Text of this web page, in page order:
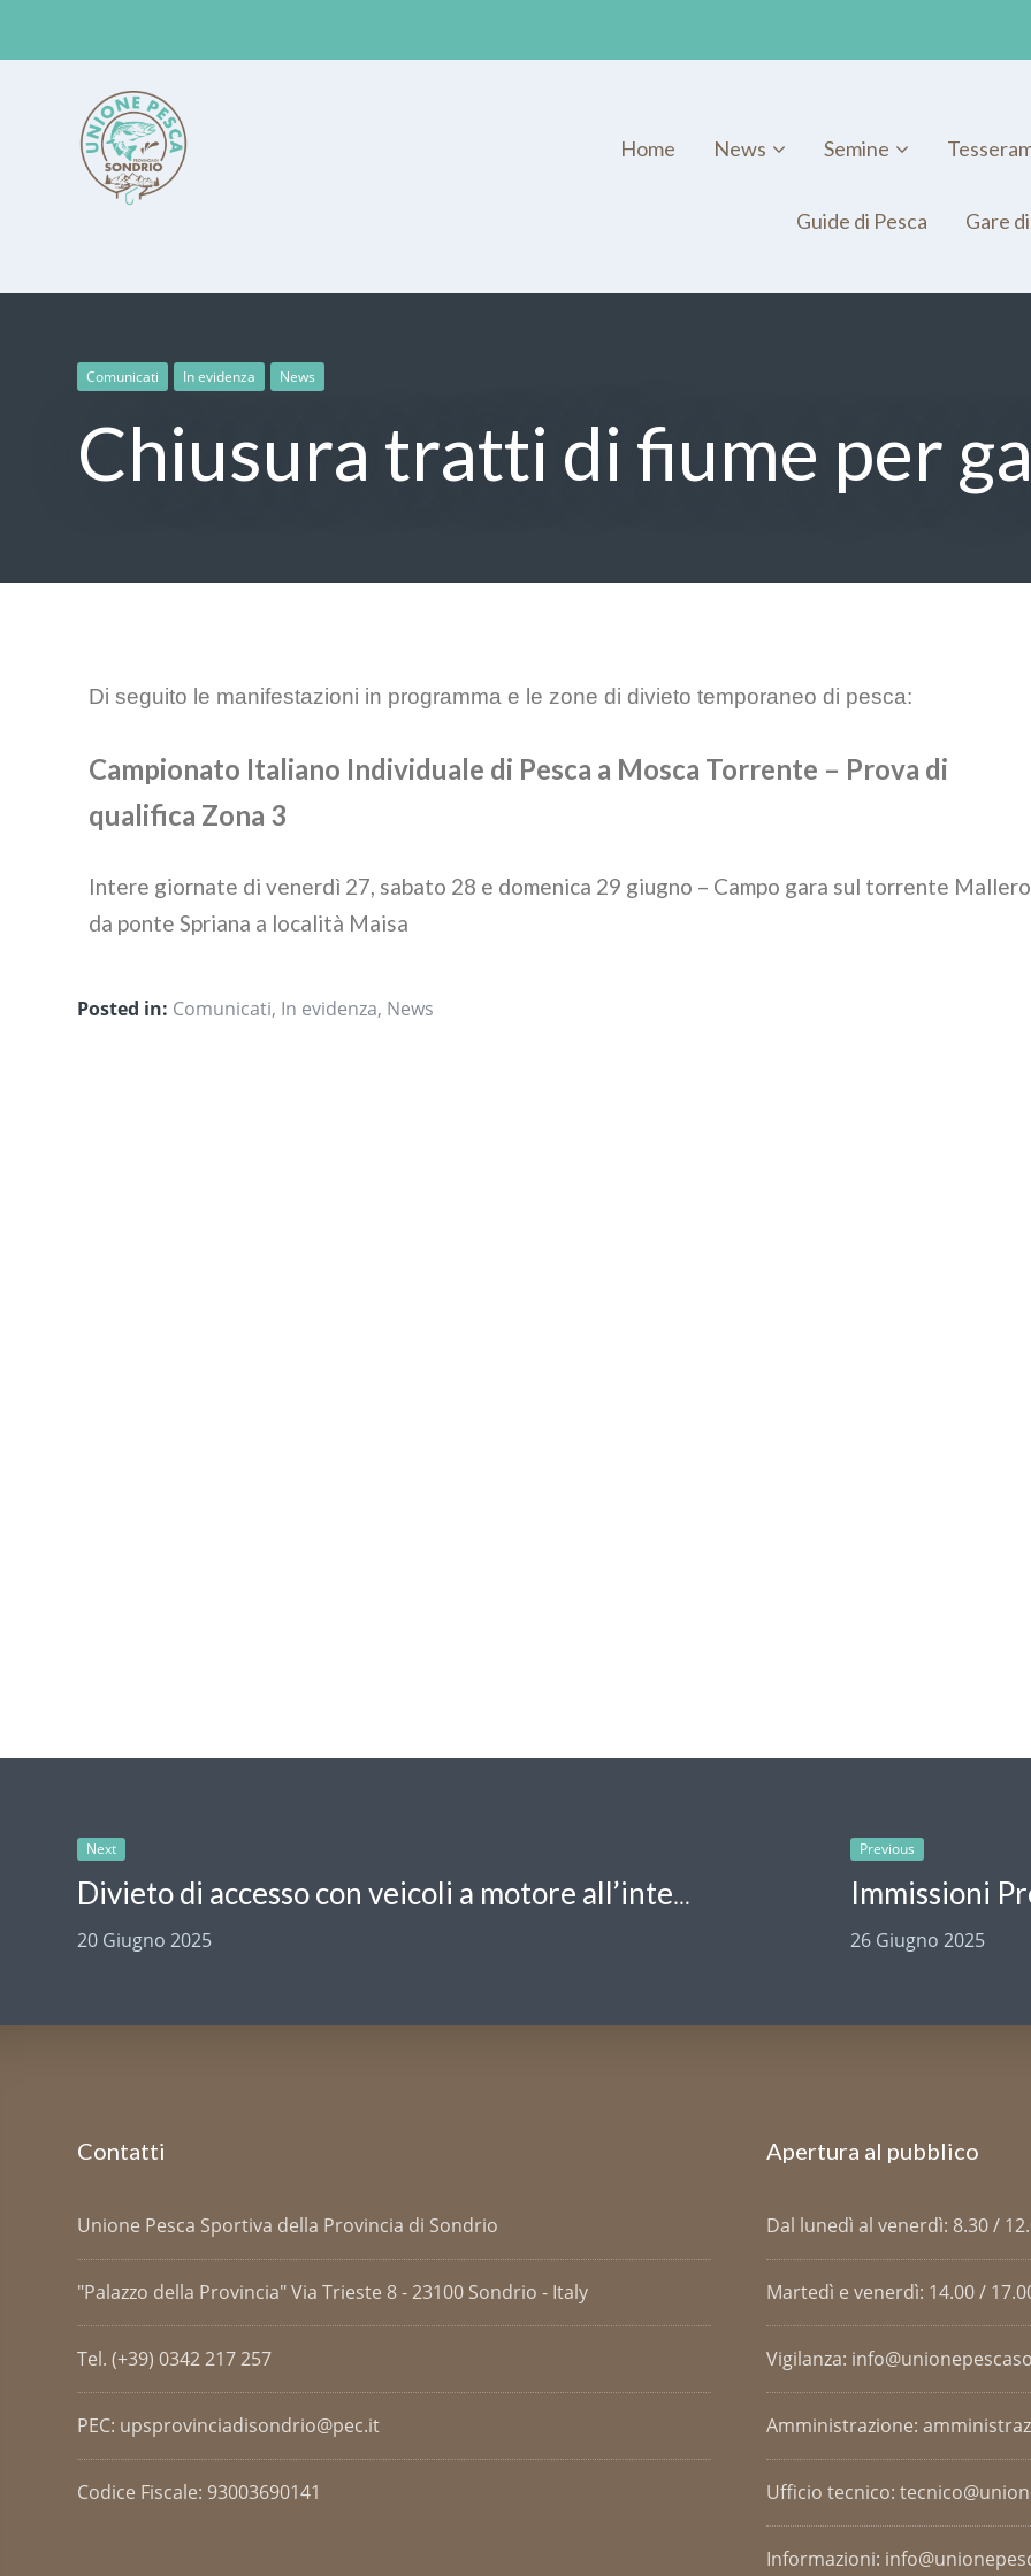
Home News Semine
Guide di Pesca Gare
Comunicati In evidenza News
Chiusura tratti di fiume per
Di seguito le manifestazioni in programma e le zone di divieto temporaneo di pesca:
Campionato Italiano Individuale di Pesca a Mosca Torrente – Prova di
qualifica Zona 3
Intere giornate di venerdì 27, sabato 28 e domenica 29 giugno – Campo gara sul torrente Mallero
da ponte Spriana a località Maisa
Posted in: Comunicati, In evidenza, News
Next
Divieto di accesso con veicoli a motore all’interno del bacino del lago di Livigno
20 Giugno 2025
Previous
Immissioni
26 Giugno 2025
Contatti
Unione Pesca Sportiva della Provincia di Sondrio
"Palazzo della Provincia" Via Trieste 8 - 23100 Sondrio - Italy
Tel. (+39) 0342 217 257
PEC: upsprovinciadisondrio@pec.it
Codice Fiscale: 93003690141
Apertura al pubblico
Dal lunedì al venerdì: 8.30 /
Martedì e venerdì: 14.00 /
Vigilanza:
Amministrazione:
Ufficio tecnico:
Informazioni: